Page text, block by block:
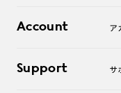
コンタクトレンズ
アクセサリー
オンラインショップ
Account ア
ログアウト
Support サ